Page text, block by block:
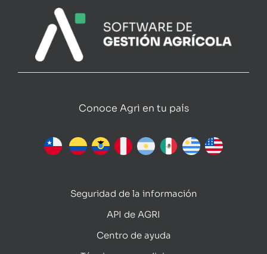
Conoce Agri en tu país
Seguridad de la información
API de AGRI
Centro de ayuda